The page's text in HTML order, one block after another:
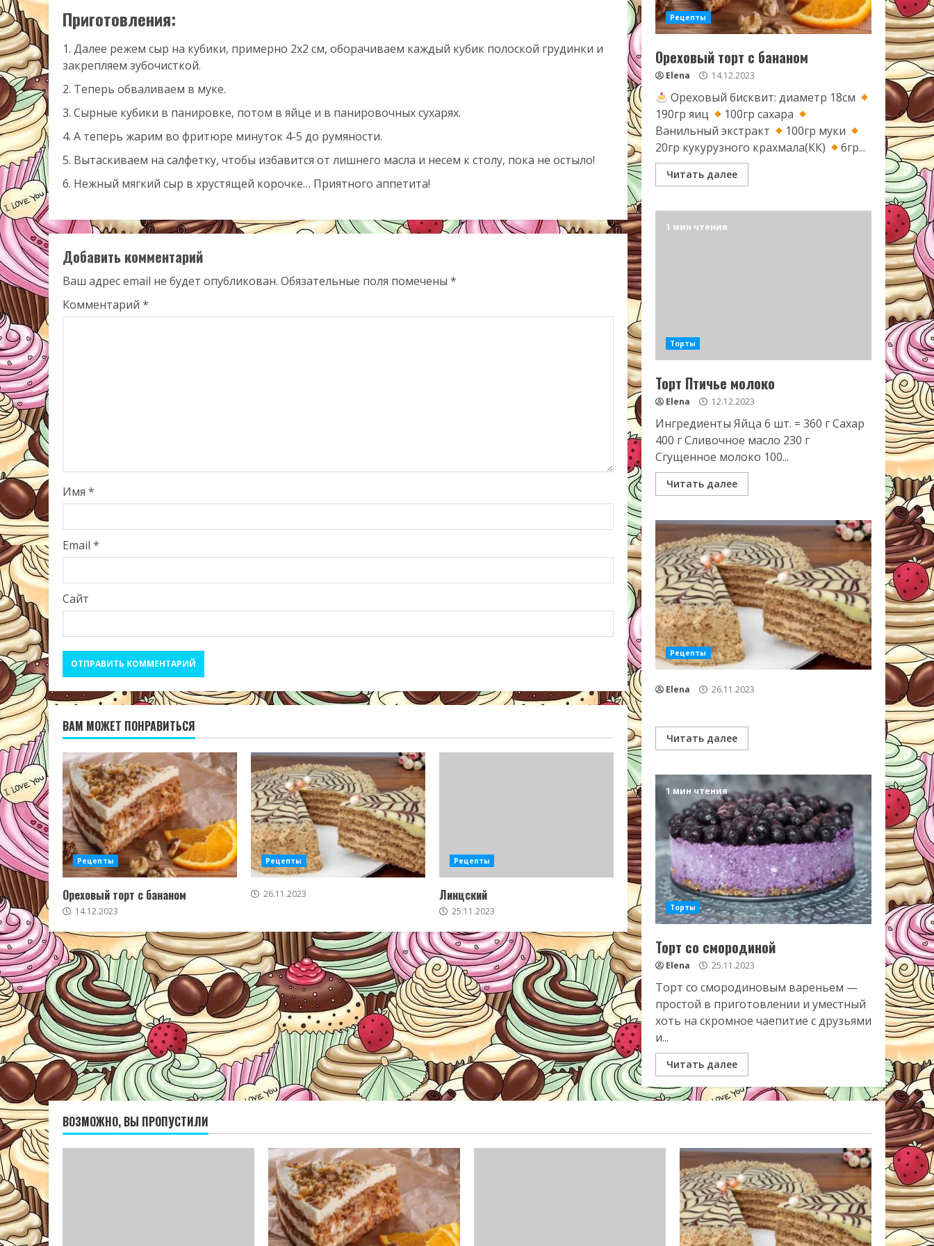
Приготовления:
Далее режем сыр на кубики, примерно 2х2 см, оборачиваем каждый кубик полоской грудинки и
закрепляем зубочисткой.
Теперь обваливаем в муке.
Сырные кубики в панировке, потом в яйце и в панировочных сухарях.
А теперь жарим во фритюре минуток 4-5 до румяности.
Вытаскиваем на салфетку, чтобы избавится от лишнего масла и несем к столу, пока не остыло!
Нежный мягкий сыр в хрустящей корочке… Приятного аппетита!
Добавить комментарий
Ваш адрес email не будет опубликован. Обязательные поля помечены *
Комментарий *
Имя *
Email *
Сайт
ВАМ МОЖЕТ ПОНРАВИТЬСЯ
Рецепты
Ореховый торт с бананом
14.12.2023
Рецепты
26.11.2023
Рецепты
Линцский
25.11.2023
Рецепты
Ореховый торт с бананом
Elena 14.12.2023
Ореховый бисквит: диаметр 18см
190гр яиц
100гр сахара
Ванильный экстракт
100гр муки
20гр кукурузного крахмала(КК)
6гр...
Читать далее
1 мин чтения
Торты
Торт Птичье молоко
Elena 12.12.2023
Ингредиенты Яйца 6 шт. = 360 г Сахар
400 г Сливочное масло 230 г
Сгущенное молоко 100...
Читать далее
Рецепты
Elena 26.11.2023
Читать далее
1 мин чтения
Торты
Торт со смородиной
Elena 25.11.2023
Торт со смородиновым вареньем —
простой в приготовлении и уместный
хоть на скромное чаепитие с друзьями
и...
Читать далее
ВОЗМОЖНО, ВЫ ПРОПУСТИЛИ